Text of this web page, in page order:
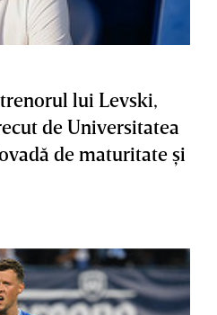
lui Levski,
de Universitatea
de maturitate şi